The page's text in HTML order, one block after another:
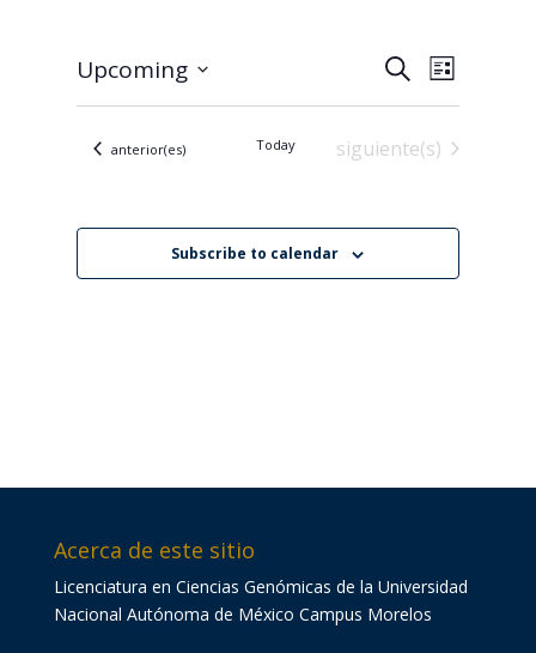
Búsqueda
y
de
de
Buscar
de
vistas
de
List
Upcoming
Eventos
anterior(es) Today Eventos
siguiente(s)
Subscribe to calendar
Acerca de este sitio
Licenciatura en Ciencias Genómicas de la Universidad
Nacional Autónoma de México Campus Morelos